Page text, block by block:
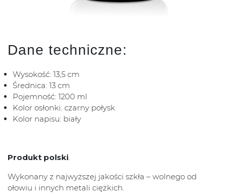
Dane techniczne:
Wysokość: 13,5 cm
Średnica: 13 cm
Pojemność: 1200 ml
Kolor osłonki: czarny połysk
Kolor napisu: biały
Produkt polski.
Wykonany z najwyższej jakości szkła – wolnego od
ołowiu i innych metali ciężkich.